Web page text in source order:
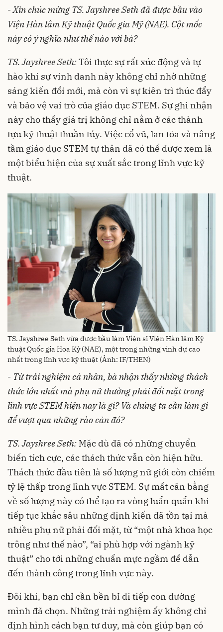
-Xin chúc mừng TS. Jayshree Seth đã được bầu vào
Viện Hàn lâm Kỹ thuật Quốc gia Mỹ (NAE). Cột mốc
này có ý nghĩa như thế nào với bà?
TS. Jayshree Seth:Tôi thực sự rất xúc động và tự
hào khi sự vinh danh này không chỉ nhờ những
sáng kiến đổi mới, mà còn vì sự kiên trì thúc đẩy
và bảo vệ vai trò của giáo dục STEM. Sự ghi nhận
này cho thấy giá trị không chỉ nằm ở các thành
tựu kỹ thuật thuần túy. Việc cổ vũ, lan tỏa và nâng
tầm giáo dục STEM tự thân đã có thể được xem là
một biểu hiện của sự xuất sắc trong lĩnh vực kỹ
thuật.
TS. Jayshree Seth vừa được bầu làm Viện sĩ Viện Hàn lâm Kỹ
thuật Quốc gia Hoa Kỳ (NAE), một trong những vinh dự cao
nhất trong lĩnh vực kỹ thuật (Ảnh: IF/THEN)
- Từ trải nghiệm cá nhân, bà nhận thấy những thách
thức lớn nhất mà phụ nữ thường phải đối mặt trong
lĩnh vực STEM hiện nay là gì? Và chúng ta cần làm gì
để vượt qua những rào cản đó?
TS. Jayshree Seth: Mặc dù đã có những chuyển
biến tích cực, các thách thức vẫn còn hiện hữu.
Thách thức đầu tiên là số lượng nữ giới còn chiếm
tỷ lệ thấp trong lĩnh vực STEM. Sự mất cân bằng
về số lượng này có thể tạo ra vòng luẩn quẩn khi
tiếp tục khắc sâu những định kiến đã tồn tại mà
nhiều phụ nữ phải đối mặt, từ “một nhà khoa học
trông như thế nào”, “ai phù hợp với ngành kỹ
thuật” cho tới những chuẩn mực ngầm để dẫn
đến thành công trong lĩnh vực này.
Đôi khi, bạn chỉ cần bền bỉ đi tiếp con đường
mình đã chọn. Những trải nghiệm ấy không chỉ
định hình cách bạn tư duy, mà còn giúp bạn có